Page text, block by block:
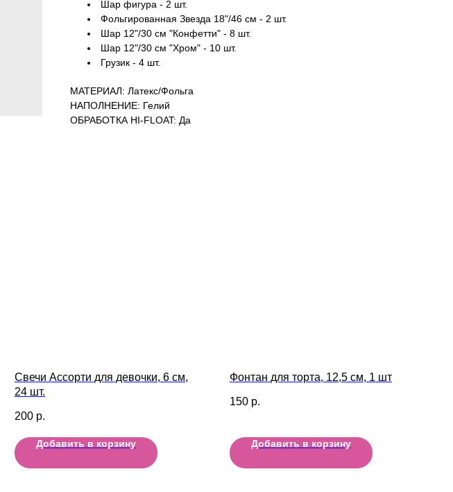
Шар фигура - 2 шт.
Фольгированная Звезда 18"/46 см - 2 шт.
Шар 12"/30 см "Конфетти" - 8 шт.
Шар 12"/30 см "Хром" - 10 шт.
Грузик - 4 шт.
МАТЕРИАЛ: Латекс/Фольга
НАПОЛНЕНИЕ: Гелий
ОБРАБОТКА HI-FLOAT: Да
Свечи Ассорти для девочки, 6 см,
24 шт.
200 р.
Добавить в корзину
Фонтан для торта, 12,5 см, 1 шт
150 р.
Добавить в корзину